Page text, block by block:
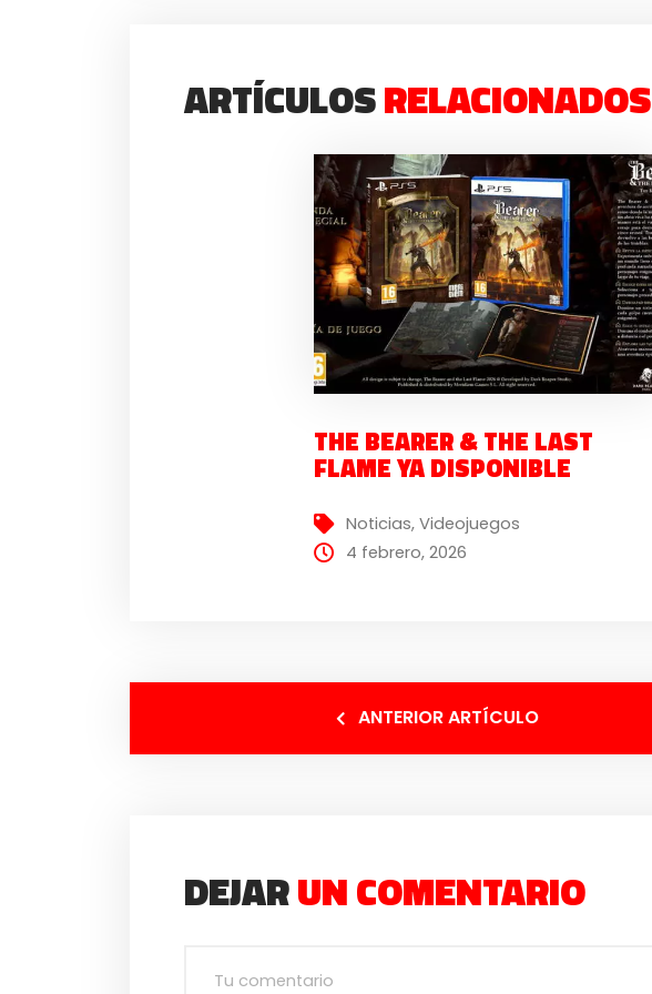
ARTÍCULOSRELACIONADOS
THE BEARER & THE LAST
FLAME YA DISPONIBLE
Noticias, Videojuegos
4 febrero, 2026
ANTERIOR ARTÍCULO
DEJARUN COMENTARIO